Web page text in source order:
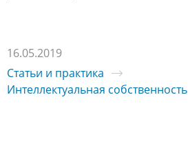
16.05.2019
Статьи и практика
Интеллектуальная собственность